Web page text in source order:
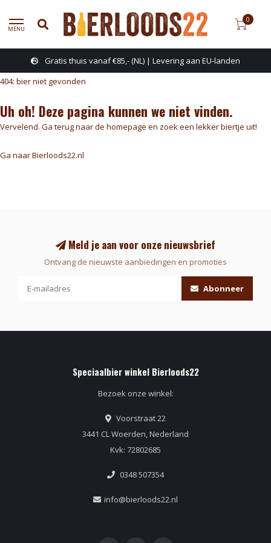
MENU
0
Gratis thuis vanaf €85,- (NL) | Levering aan EU-landen
404: bier niet gevonden
Uh oh! Deze pagina kunnen we niet vinden.
Vervelend. Ga terug naar de homepage en zoek een lekker biertje uit!
Ga naar Bierloods22.nl
Meld je aan voor onze nieuwsbrief
Ontvang de nieuwste aanbiedingen en promoties
Abonneer
Speciaalbier winkel Bierloods22
Bezoek onze winkel:
Voorstraat 22
3441 CL Woerden, Nederland
Kvk: 72802685
0348 507354
info@bierloods22.nl